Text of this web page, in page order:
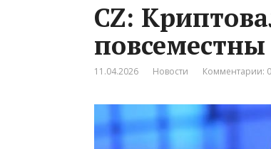
CZ:
11.04.2026 Новости Комментарии: 0